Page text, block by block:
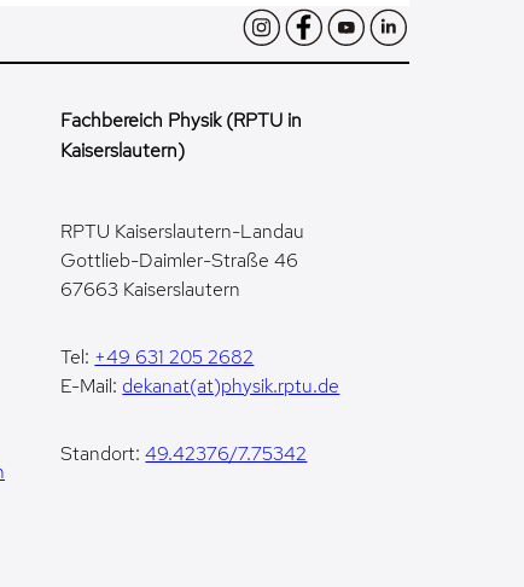
Fachbereich Physik (RPTU in
Kaiserslautern)
RPTU Kaiserslautern-Landau
Gottlieb-Daimler-Straße 46
67663 Kaiserslautern
Tel: +49 631 205 2682
E-Mail: dekanat(at)physik.rptu.de
Standort:49.42376/7.75342